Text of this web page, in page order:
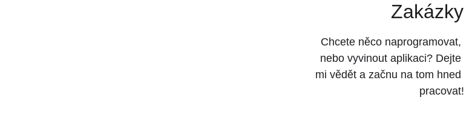
Zakázky
Chcete něco naprogramovat,
nebo vyvinout aplikaci? Dejte
mi vědět a začnu na tom hned
pracovat!